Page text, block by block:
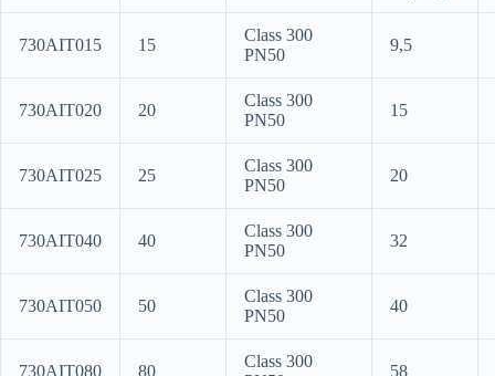
730AIT015 15
Class 300
PN50
9,5
730AIT020 20
Class 300
PN50
15
730AIT025 25
Class 300
PN50
20
730AIT040 40
Class 300
PN50
32
730AIT050 50
Class 300
PN50
40
730AIT080 80
Class 300
58